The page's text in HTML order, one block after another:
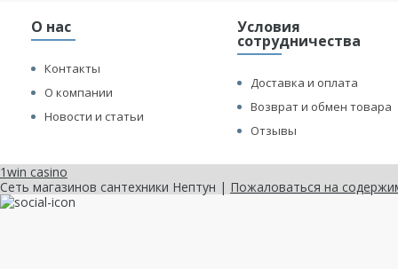
О нас
Контакты
О компании
Новости и статьи
Условия
сотрудничества
Доставка и оплата
Возврат и обмен товара
Отзывы
1win casino
Сеть магазинов сантехники Нептун | Пожаловаться на